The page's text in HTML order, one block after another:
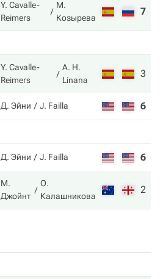
Y. Cavalle-
Reimers
М.
Козырева
7
Y. Cavalle-
Reimers
A. H.
Linana
3
Д. Эйни J. Failla 6
Д. Эйни J. Failla 6
М.
Джойнт
О.
Калашникова
2